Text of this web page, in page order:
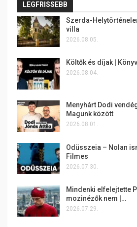
LEGFRISSEBB
Szerda-
villa
2026.08.05.
Költők és díjak |
2026.08.04.
Menyhárt Dodi
Magunk között
2026.08.01.
Odüsszeia – Nolan
Filmes
2026.07.30.
Mindenki elfelejtette
mozinézők nem |…
2026.07.29.